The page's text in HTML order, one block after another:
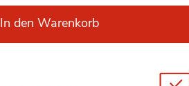
In den Warenkorb